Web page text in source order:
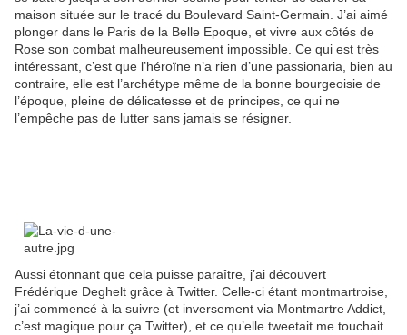
maison située sur le tracé du Boulevard Saint-Germain. J’ai aimé
plonger dans le Paris de la Belle Epoque, et vivre aux côtés de
Rose son combat malheureusement impossible. Ce qui est très
intéressant, c’est que l’héroïne n’a rien d’une passionaria, bien au
contraire, elle est l’archétype même de la bonne bourgeoisie de
l’époque, pleine de délicatesse et de principes, ce qui ne
l’empêche pas de lutter sans jamais se résigner.
Aussi étonnant que cela puisse paraître, j’ai découvert
Frédérique Deghelt grâce à Twitter. Celle-ci étant montmartroise,
j’ai commencé à la suivre (et inversement via Montmartre Addict,
c’est magique pour ça Twitter), et ce qu’elle tweetait me touchait